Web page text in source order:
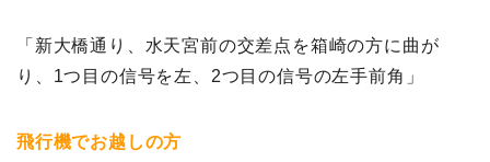
「新大橋通り、水天宮前の交差点を箱崎の方に曲が
り、1つ目の信号を左、2つ目の信号の左手前角」
飛行機でお越しの方